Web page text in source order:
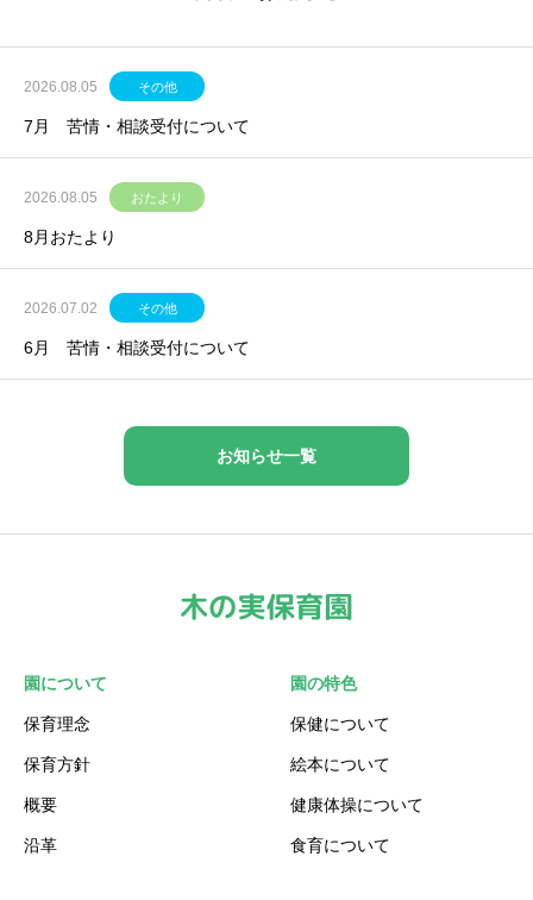
2026.08.05 その他
7月 苦情・相談受付について
2026.08.05 おたより
8月おたより
2026.07.02 その他
6月 苦情・相談受付について
お知らせ一覧
園について
保育理念
保育方針
概要
沿革
園の特色
保健について
絵本について
健康体操について
食育について